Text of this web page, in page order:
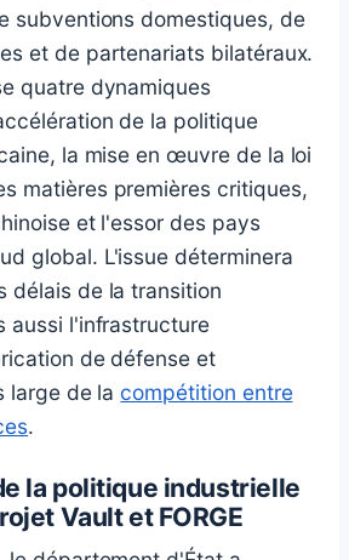
subventions domestiques, de
et de partenariats bilatéraux.
quatre dynamiques
de la politique
la mise en œuvre de la loi
matières premières critiques,
et l'essor des pays
global. L'issue déterminera
délais de la transition
aussi l'infrastructure
de défense et
large de la compétition entre
.
la politique industrielle
Vault et FORGE